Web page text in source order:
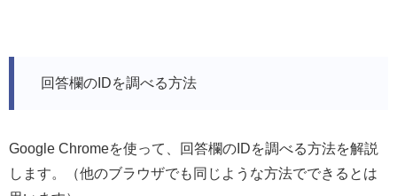
回答欄のIDを調べる方法
Google Chromeを使って、回答欄のIDを調べる方法を解説
します。（他のブラウザでも同じような方法でできるとは